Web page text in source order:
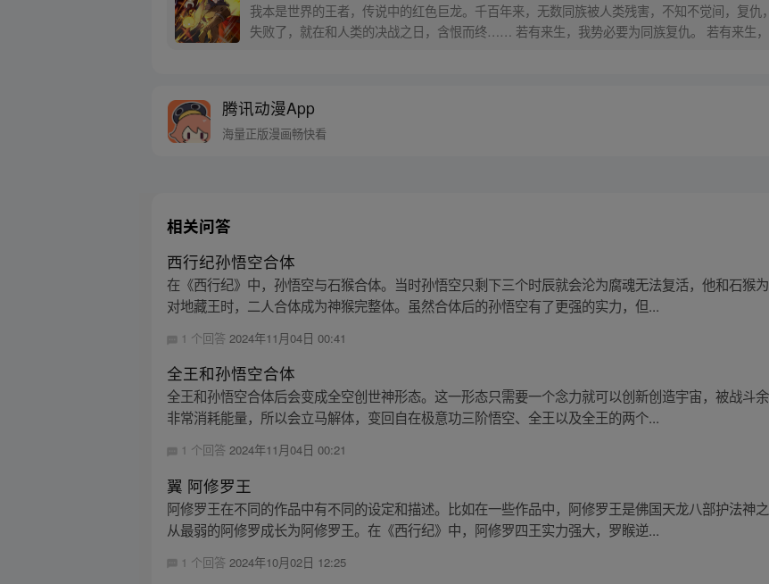
我本是世界的王者，传说中的红色巨龙。千百年来，无数同族被人类残害，不知不觉间，复
失败了，就在和人类的决战之日，含恨而终…… 若有来生，我势必要为同族复仇。 若有来生
腾讯动漫App
海量正版漫画畅快看
相关问答
西行纪孙悟空合体
在《西行纪》中，孙悟空与石猴合体。当时孙悟空只剩下三个时辰就会沦为腐魂无法复活，他和石猴
对地藏王时，二人合体成为神猴完整体。虽然合体后的孙悟空有了更强的实力，但...
1 个回答2024年11月04日 00:41
全王和孙悟空合体
全王和孙悟空合体后会变成全空创世神形态。这一形态只需要一个念力就可以创新创造宇宙，被战斗
非常消耗能量，所以会立马解体，变回自在极意功三阶悟空、全王以及全王的两个...
1 个回答2024年11月04日 00:21
翼 阿修罗王
阿修罗王在不同的作品中有不同的设定和描述。比如在一些作品中，阿修罗王是佛国天龙八部护法神
从最弱的阿修罗成长为阿修罗王。在《西行纪》中，阿修罗四王实力强大，罗睺逆...
1 个回答 2024年10月02日 12:25